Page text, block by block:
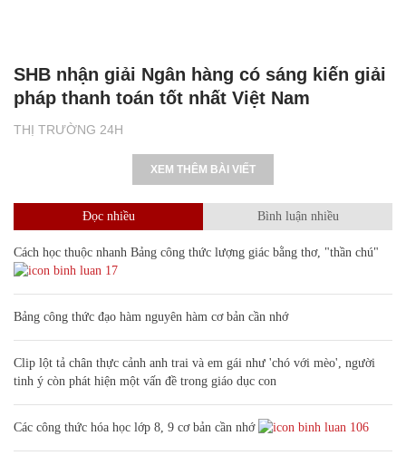
THỊ TRƯỜNG 24H
SHB nhận giải Ngân hàng có sáng kiến giải
pháp thanh toán tốt nhất Việt Nam
XEM THÊM BÀI VIẾT
Đọc nhiều Bình luận nhiều
Cách học thuộc nhanh Bảng công thức lượng giác bằng thơ, "thần chú"
17
Bảng công thức đạo hàm nguyên hàm cơ bản cần nhớ
Clip lột tả chân thực cảnh anh trai và em gái như 'chó với mèo', người
tinh ý còn phát hiện một vấn đề trong giáo dục con
Các công thức hóa học lớp 8, 9 cơ bản cần nhớ 106